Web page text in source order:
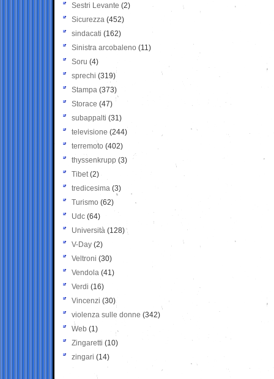
Sestri Levante (2)
Sicurezza (452)
sindacati (162)
Sinistra arcobaleno (11)
Soru (4)
sprechi (319)
Stampa (373)
Storace (47)
subappalti (31)
televisione(244)
terremoto (402)
thyssenkrupp (3)
Tibet(2)
tredicesima (3)
Turismo (62)
Udc (64)
Università (128)
V-Day (2)
Veltroni (30)
Vendola (41)
Verdi (16)
Vincenzi (30)
violenza sulle donne (342)
Web (1)
Zingaretti (10)
zingari (14)